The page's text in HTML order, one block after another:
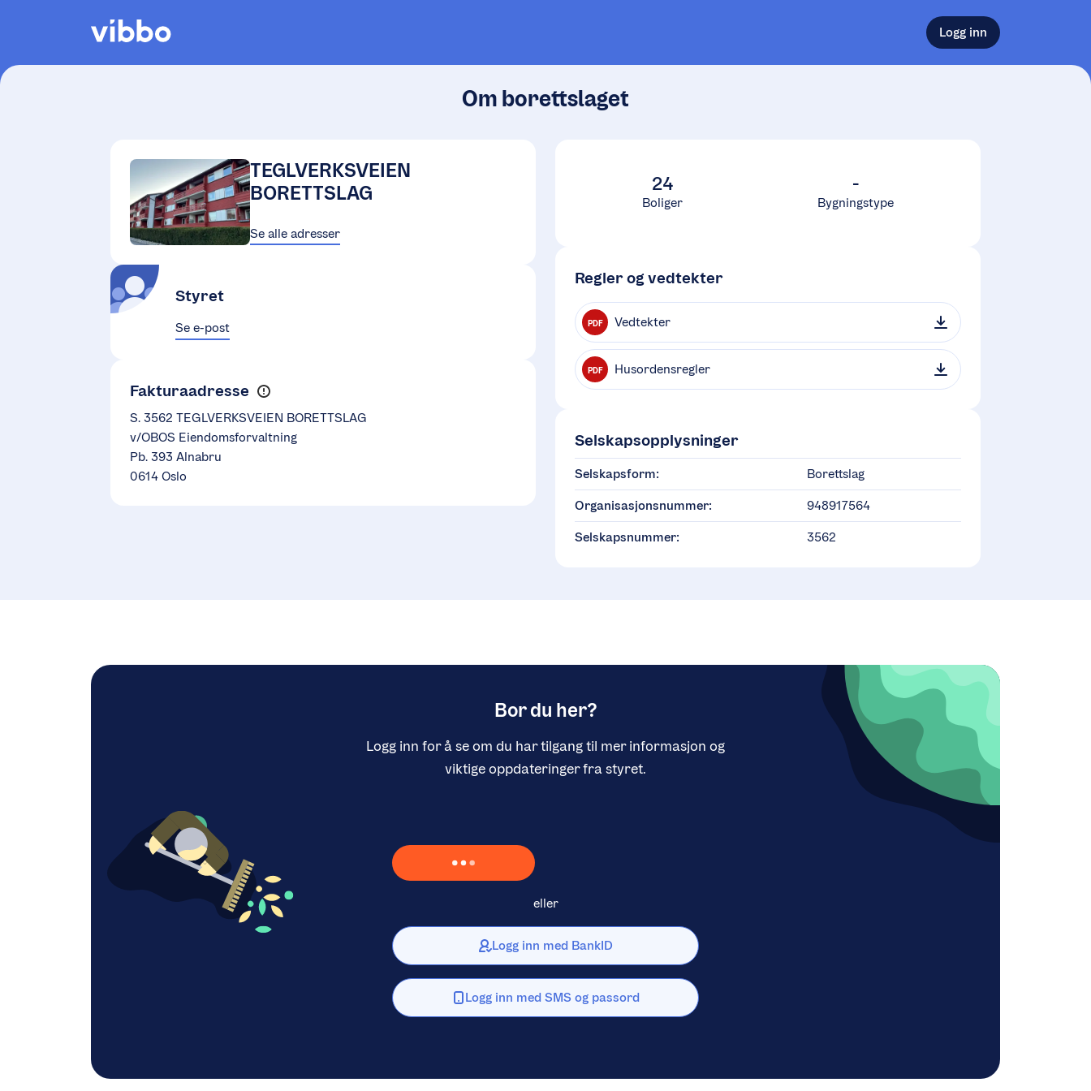
Logg inn
Om borettslaget
TEGLVERKSVEIEN
BORETTSLAG
Se alle adresser
Styret
Se e-post
Fakturaadresse
S. 3562 TEGLVERKSVEIEN BORETTSLAG
v/OBOS Eiendomsforvaltning
Pb. 393 Alnabru
0614 Oslo
24
Boliger
-
Bygningstype
Regler og vedtekter
PDF Vedtekter
PDF Husordensregler
Selskapsopplysninger
Selskapsform: Borettslag
Organisasjonsnummer: 948917564
Selskapsnummer: 3562
Bor du her?
Logg inn for å se om du har tilgang til mer informasjon og
viktige oppdateringer fra styret.
Laster inn Vipps …
eller
Logg inn med BankID
Logg inn med SMS og passord